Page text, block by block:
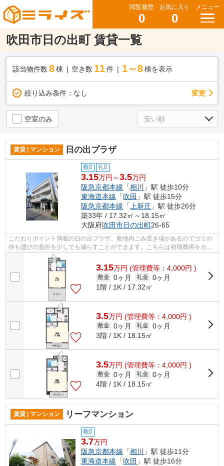
閲覧履歴
0
お気に入り
0
メニュー
吹田市日の出町 賃貸一覧
該当物件数 8棟 空き数 11 件 1～8 棟を表示
絞り込み条件： なし 変更
空室のみ
賃貸 | マンション 日の出プラザ
敷0 礼0
3.15万円～3.5万円
阪急京都本線 「相川
」駅 徒歩10分
東海道本線 「吹田 」駅 徒歩15分
阪急京都本線 「上新庄 」駅 徒歩26分
築33年 / 17.32㎡～18.15㎡
大阪府吹田市日の出町26-65
こだわりポイント満載の日の出プラザ。敷地内ごみ置き場があるのでゴミの
持ち運びの負担を少しでも減らすことができます。こちらは初期費用をカー
ドでお支払いいただける物件なので、...
3.15万円 (管理費等：4,000円 )
敷金 0ヶ月 礼金 0ヶ月
1階 / 1K / 17.32㎡
3.5万円 (管理費等：4,000円 )
敷金 0ヶ月 礼金 0ヶ月
3階 / 1K / 18.15㎡
3.5万円 (管理費等：4,000円 )
敷金 0ヶ月 礼金 0ヶ月
4階 / 1K / 18.15㎡
賃貸 | マンション リーフマンション
敷0
3.7万円
阪急京都本線 「相川
」駅 徒歩11分
東海道本線 「吹田 」駅 徒歩16分